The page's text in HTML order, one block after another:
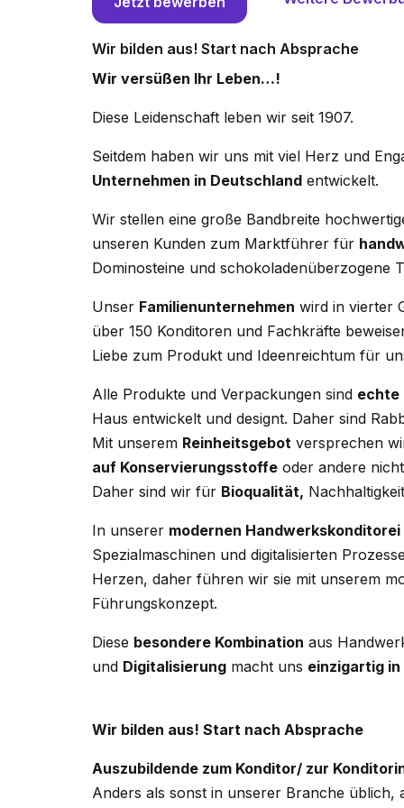
Wir bilden aus! Start nach Absprache
Wir versüßen Ihr Leben…!
Diese Leidenschaft leben wir seit 1907.
Seitdem haben wir uns mit viel Herz und
Unternehmen in Deutschland entwickelt.
Wir stellen eine große Bandbreite
unseren Kunden zum Marktführer für
Dominosteine und schokoladenüberzogene
Unser Familienunternehmen wird in vierter
über 150 Konditoren und Fachkräfte
Liebe zum Produkt und Ideenreichtum für
Alle Produkte und Verpackungen sind echte
Haus entwickelt und designt. Daher sind
Mit unserem Reinheitsgebot versprechen
auf Konservierungsstoffe oder andere
Daher sind wir für Bioqualität,
In unserer modernen Handwerkskonditorei
Spezialmaschinen und digitalisierten
Herzen, daher führen wir sie mit unserem
Führungskonzept.
Diese besondere Kombination aus
und Digitalisierung macht uns einzigartig
Wir bilden aus! Start nach Absprache
Auszubildende zum Konditor/ zur
Anders als sonst in unserer Branche üblich,